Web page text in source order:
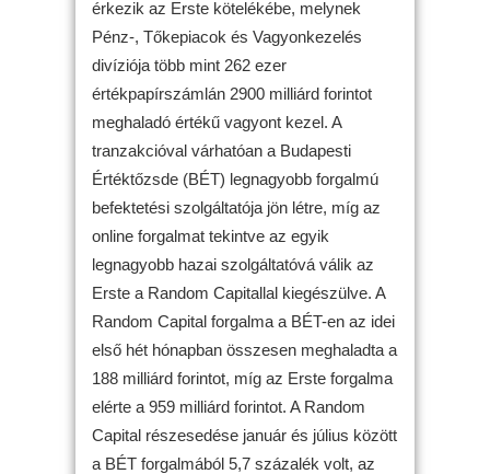
érkezik az Erste kötelékébe, melynek
Pénz-, Tőkepiacok és Vagyonkezelés
divíziója több mint 262 ezer
értékpapírszámlán 2900 milliárd forintot
meghaladó értékű vagyont kezel. A
tranzakcióval várhatóan a Budapesti
Értéktőzsde (BÉT) legnagyobb forgalmú
befektetési szolgáltatója jön létre, míg az
online forgalmat tekintve az egyik
legnagyobb hazai szolgáltatóvá válik az
Erste a Random Capitallal kiegészülve. A
Random Capital forgalma a BÉT-en az idei
első hét hónapban összesen meghaladta a
188 milliárd forintot, míg az Erste forgalma
elérte a 959 milliárd forintot. A Random
Capital részesedése január és július között
a BÉT forgalmából 5,7 százalék volt, az